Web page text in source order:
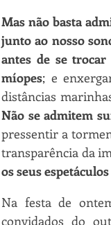
Mas não basta
junto ao nosso
antes de se
míopes; e
Não se admitem
pressentir a
transparência da
os seus
Na festa de
convidados do